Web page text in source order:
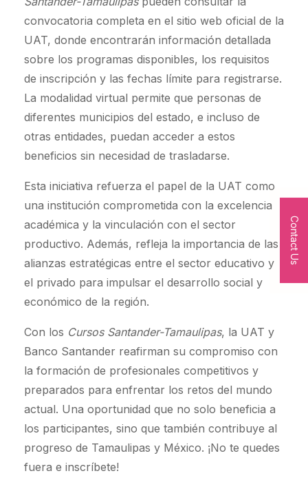
convocatoria completa en el sitio web oficial de la
UAT, donde encontrarán información detallada
sobre los programas disponibles, los requisitos
de inscripción y las fechas límite para registrarse.
La modalidad virtual permite que personas de
diferentes municipios del estado, e incluso de
otras entidades, puedan acceder a estos
beneficios sin necesidad de trasladarse.
Esta iniciativa refuerza el papel de la UAT como
una institución comprometida con la excelencia
académica y la vinculación con el sector
productivo. Además, refleja la importancia de las
alianzas estratégicas entre el sector educativo y
el privado para impulsar el desarrollo social y
económico de la región.
Con los Cursos Santander-Tamaulipas, la UAT y
Banco Santander reafirman su compromiso con
la formación de profesionales competitivos y
preparados para enfrentar los retos del mundo
actual. Una oportunidad que no solo beneficia a
los participantes, sino que también contribuye al
progreso de Tamaulipas y México. ¡No te quedes
fuera e inscríbete!
Contact Us